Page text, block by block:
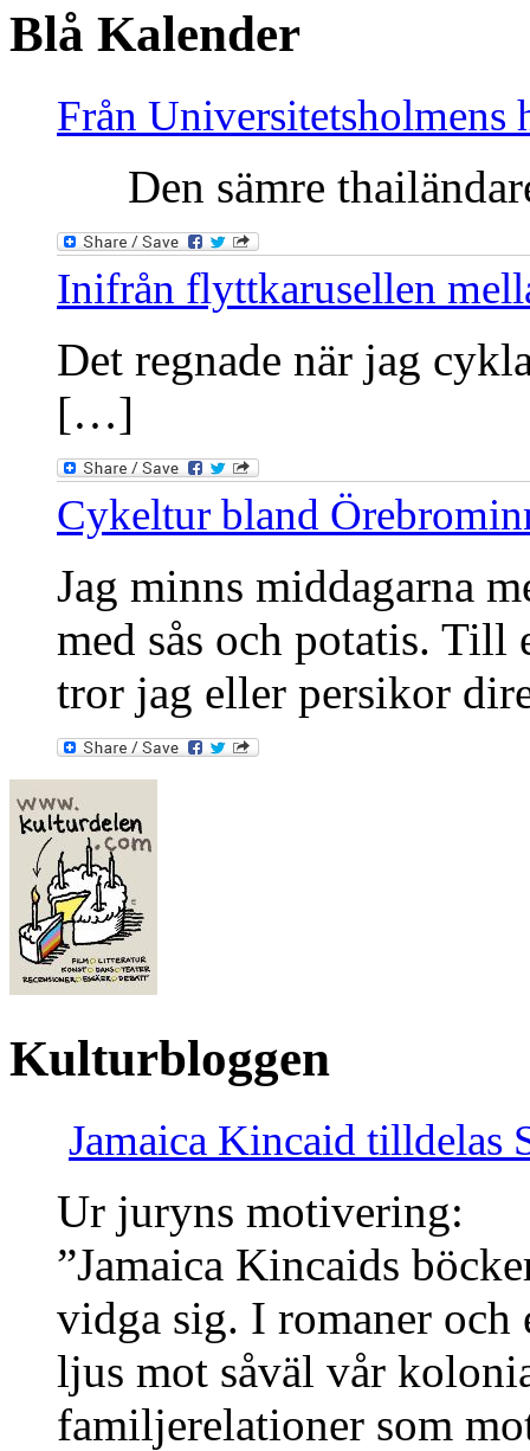
Blå Kalender
Från Universitetsholmens
Den sämre
Inifrån flyttkarusellen
Det regnade när jag
[…]
Cykeltur bland
Jag minns middagarna
med sås och potatis. Till
tror jag eller persikor
Kulturbloggen
Jamaica Kincaid tilldelas
Ur juryns motivering:
”Jamaica Kincaids
vidga sig. I romaner
ljus mot såväl vår
familjerelationer som